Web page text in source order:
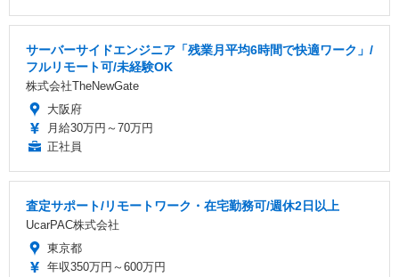
サーバーサイドエンジニア「残業月平均6時間で快適ワーク」/
フルリモート可/未経験OK
株式会社TheNewGate
大阪府
月給30万円～70万円
正社員
査定サポート/リモートワーク・在宅勤務可/週休2日以上
UcarPAC株式会社
東京都
年収350万円～600万円